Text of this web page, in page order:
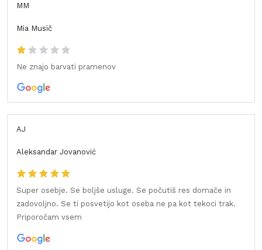
MM
Mia Musič
Ne znajo barvati pramenov
AJ
Aleksandar Jovanović
Super osebje. Se boljše usluge. Se počutiš res domače in
zadovoljno. Se ti posvetijo kot oseba ne pa kot tekoci trak.
Priporočam vsem